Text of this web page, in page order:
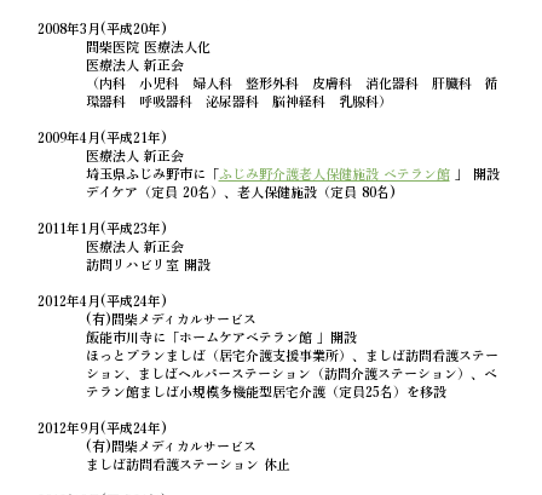
2008年3月(平成20年)
間柴医院 医療法人化
医療法人 新正会
（内科 小児科 婦人科 整形外科 皮膚科 消化器科 肝臓科 循
環器科 呼吸器科 泌尿器科 脳神経科 乳腺科）
2009年4月(平成21年)
医療法人 新正会
埼玉県ふじみ野市に「ふじみ野介護老人保健施設 ベテラン館」 開設
デイケア（定員 20名）、老人保健施設（定員 80名)
2011年1月(平成23年)
医療法人 新正会
訪問リハビリ室 開設
2012年4月(平成24年)
(有)間柴メディカルサービス
飯能市川寺に「ホームケアベテラン館」開設
ほっとプランましば（居宅介護支援事業所）、ましば訪問看護ステー
ション、ましばヘルパーステーション（訪問介護ステーション）、ベ
テラン館ましば小規模多機能型居宅介護（定員25名）を移設
2012年9月(平成24年)
(有)間柴メディカルサービス
ましば訪問看護ステーション 休止